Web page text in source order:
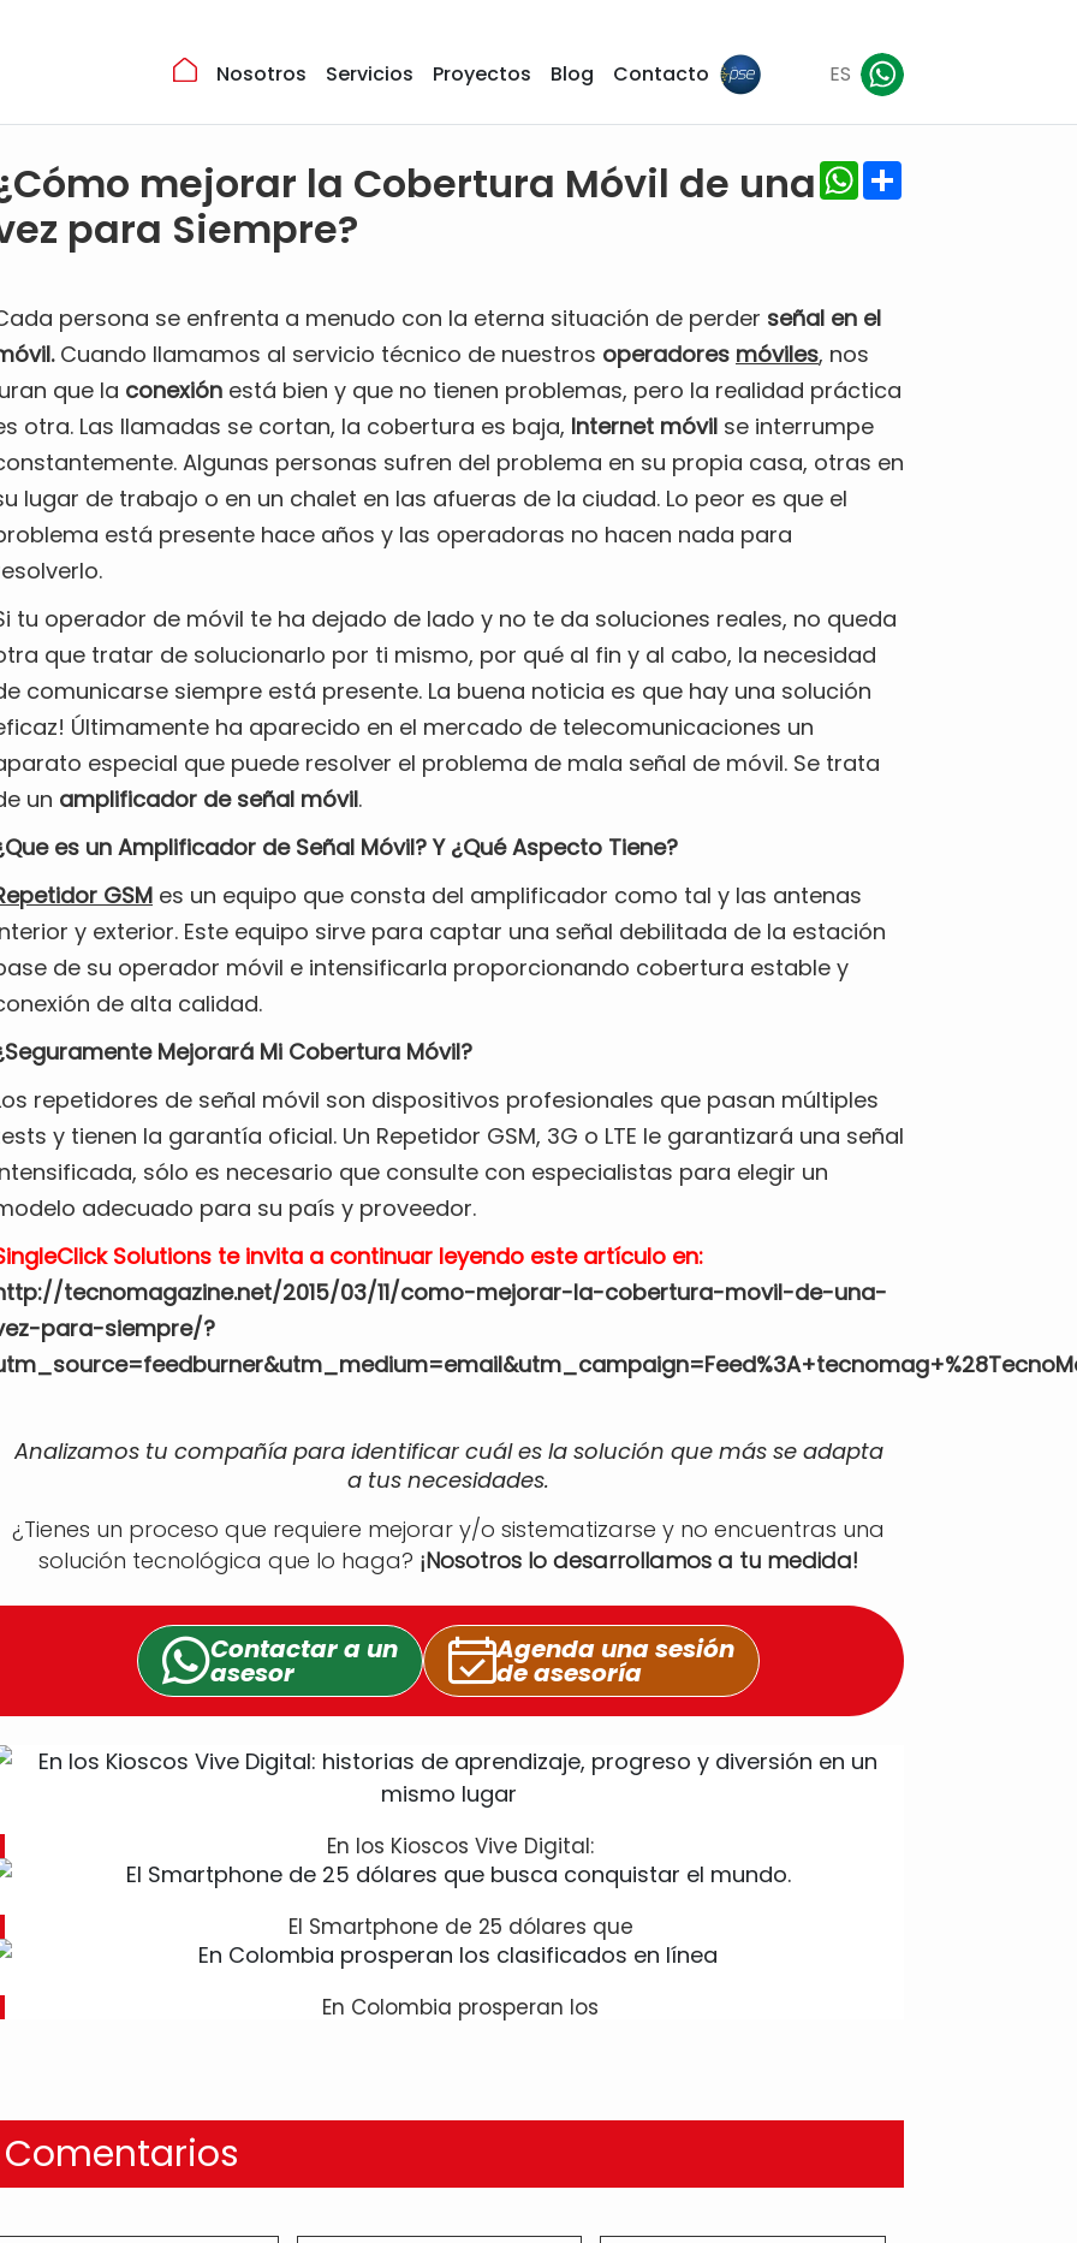
Nosotros Servicios Proyectos Blog Contacto ES
mejorar la Cobertura Móvil de una
para Siempre?
WhatsApp
persona se enfrenta a menudo con la eterna situación de perder señal en el
Cuando llamamos al servicio técnico de nuestros operadores móviles, nos
que la conexión está bien y que no tienen problemas, pero la realidad práctica
otra. Las llamadas se cortan, la cobertura es baja, Internet móvil se interrumpe
Algunas personas sufren del problema en su propia casa, otras en
lugar de trabajo o en un chalet en las afueras de la ciudad. Lo peor es que el
está presente hace años y las operadoras no hacen nada para
tu operador de móvil te ha dejado de lado y no te da soluciones reales, no queda
que tratar de solucionarlo por ti mismo, por qué al fin y al cabo, la necesidad
comunicarse siempre está presente. La buena noticia es que hay una solución
Últimamente ha aparecido en el mercado de telecomunicaciones un
especial que puede resolver el problema de mala señal de móvil. Se trata
un amplificador de señal móvil.
es un Amplificador de Señal Móvil? Y ¿Qué Aspecto Tiene?
GSM es un equipo que consta del amplificador como tal y las antenas
y exterior. Este equipo sirve para captar una señal debilitada de la estación
de su operador móvil e intensificarla proporcionando cobertura estable y
de alta calidad.
Mejorará Mi Cobertura Móvil?
repetidores de señal móvil son dispositivos profesionales que pasan múltiples
y tienen la garantía oficial. Un Repetidor GSM, 3G o LTE le garantizará una señal
sólo es necesario que consulte con especialistas para elegir un
adecuado para su país y proveedor.
Solutions te invita a continuar leyendo este artículo en:
tecnomagazine.net/2015/03/11/como-mejorar-la-cobertura-movil-de-una-
para-siempre/?
Analizamos tu compañía para identificar cuál es la solución que más se adapta
a tus necesidades.
¿Tienes un proceso que requiere mejorar y/o sistematizarse y no encuentras una
solución tecnológica que lo haga? ¡Nosotros lo desarrollamos a tu medida!
Contactar a un
asesor
Agenda una sesión
de asesoría
En los Kioscos Vive Digital:
El Smartphone de 25 dólares que
En Colombia prosperan los
Comentarios